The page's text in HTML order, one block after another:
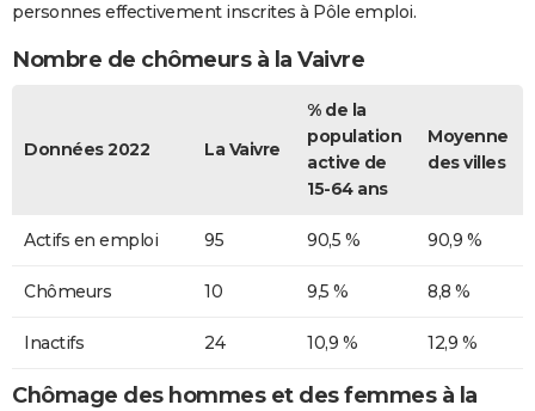
personnes effectivement inscrites à Pôle emploi.
Nombre de chômeurs à la Vaivre
Données 2022 La Vaivre
% de la
population
active de
15-64 ans
Moyenne
des villes
Actifs en emploi 95 90,5 % 90,9 %
Chômeurs 10 9,5 % 8,8 %
Inactifs 24 10,9 % 12,9 %
Chômage des hommes et des femmes à la